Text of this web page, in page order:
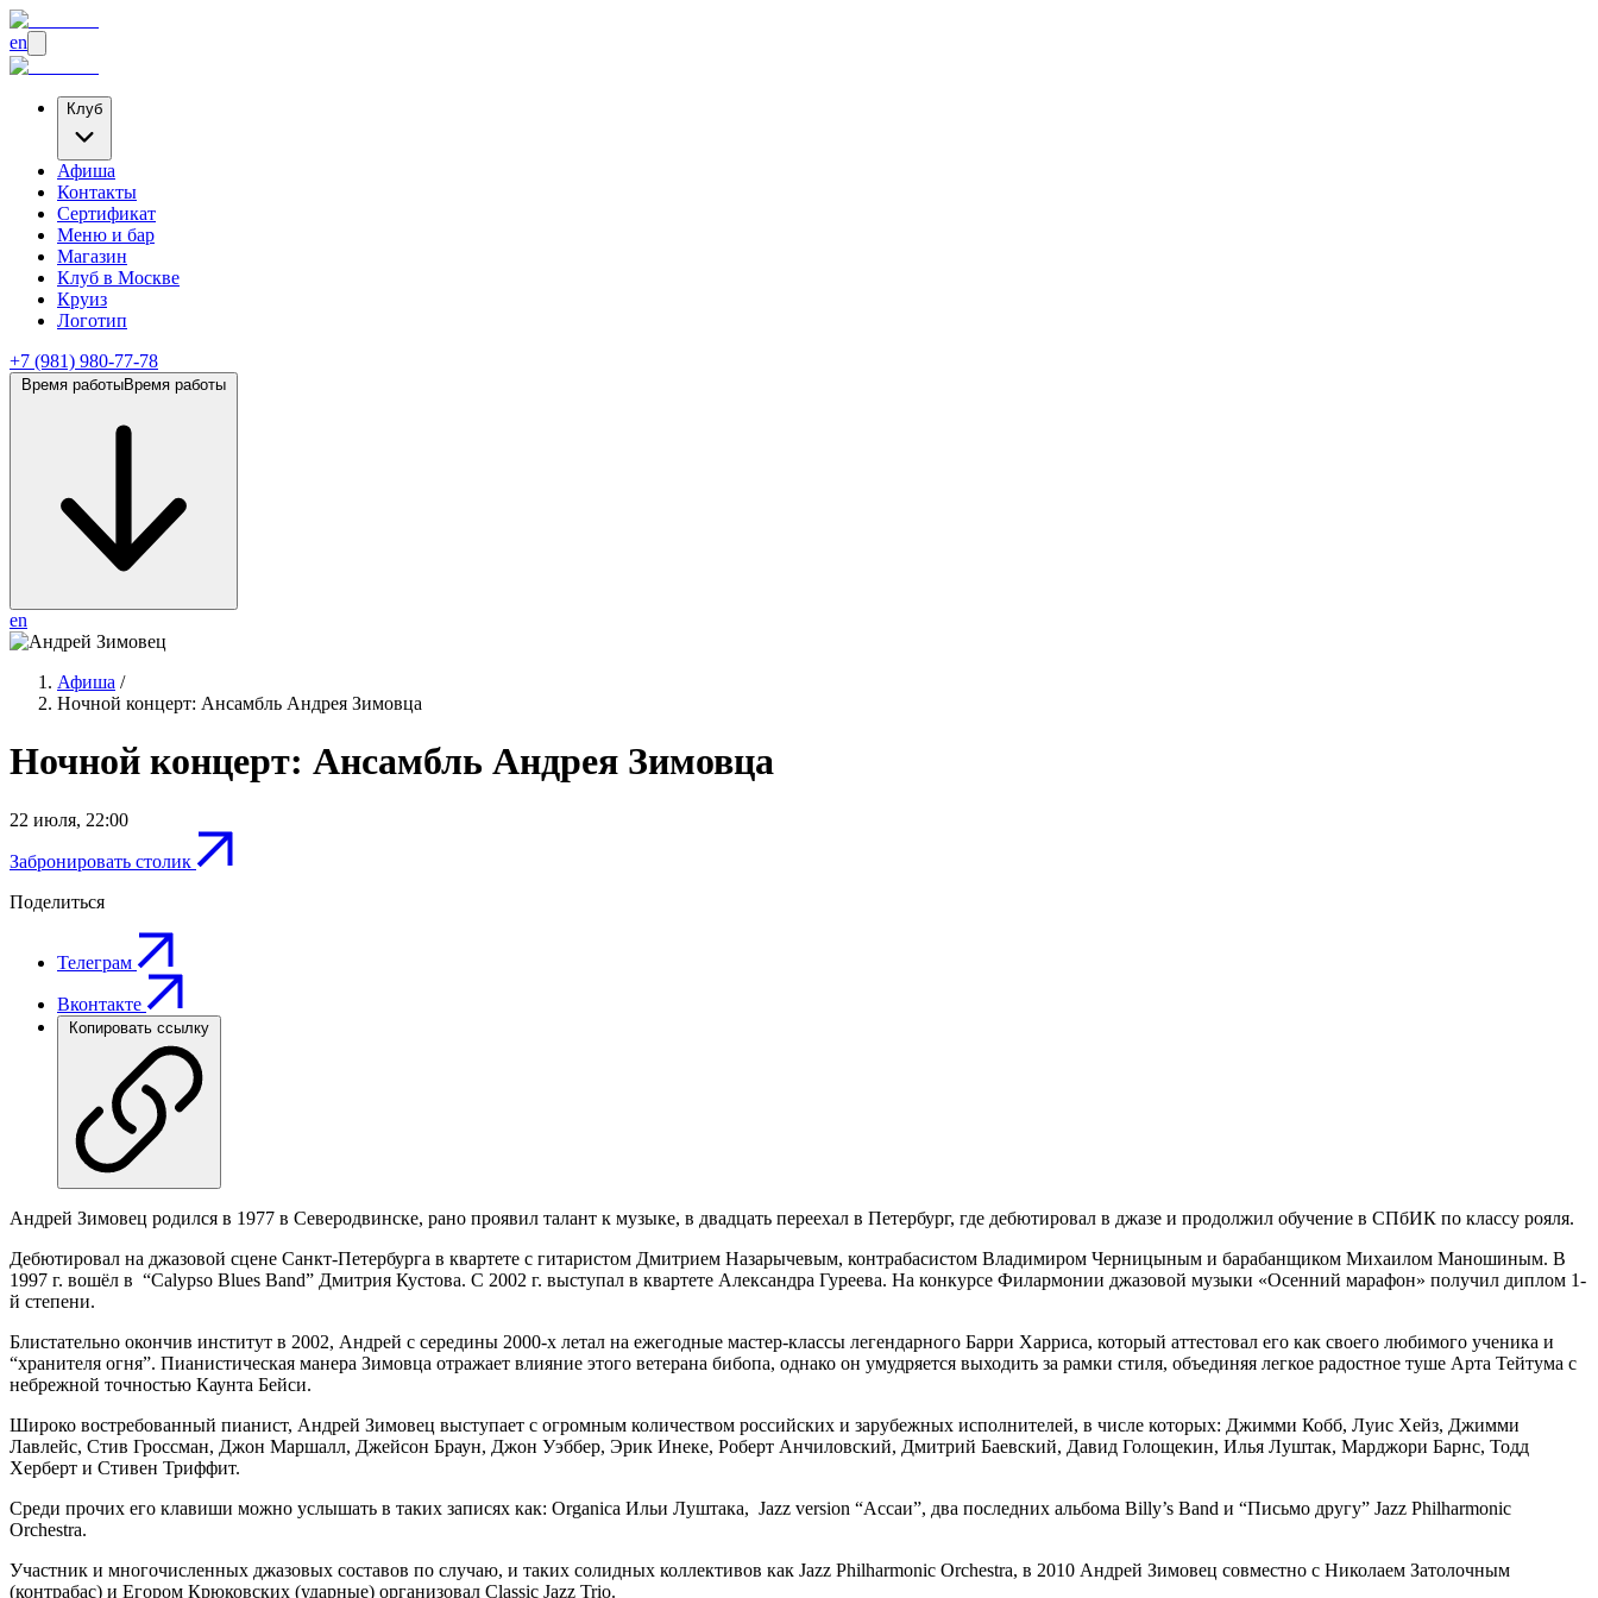
en
Клуб
Афиша
Контакты
Сертификат
Меню и бар
Магазин
Клуб в Москве
Круиз
Логотип
+7 (981) 980-77-78
Время работыВремя работы
en
Афиша /
Ночной концерт: Ансамбль Андрея Зимовца
Ночной концерт: Ансамбль Андрея Зимовца
22 июля, 22:00
Забронировать столик
Поделиться
Телеграм
Вконтакте
Копировать ссылку
Андрей Зимовец родился в 1977 в Северодвинске, рано проявил талант к музыке, в двадцать переехал в Петербург, где дебютировал в джазе и продолжил обучение в СПбИК по классу рояля.
Дебютировал на джазовой сцене Санкт-Петербурга в квартете с гитаристом Дмитрием Назарычевым, контрабасистом Владимиром Черницыным и барабанщиком Михаилом Маношиным. В
1997 г. вошёл в “Calypso Blues Band” Дмитрия Кустова. С 2002 г. выступал в квартете Александра Гуреева. На конкурсе Филармонии джазовой музыки «Осенний марафон» получил диплом 1-
й степени.
Блистательно окончив институт в 2002, Андрей с середины 2000-х летал на ежегодные мастер-классы легендарного Барри Харриса, который аттестовал его как своего любимого ученика и
“хранителя огня”. Пианистическая манера Зимовца отражает влияние этого ветерана бибопа, однако он умудряется выходить за рамки стиля, объединяя легкое радостное туше Арта Тейтума с
небрежной точностью Каунта Бейси.
Широко востребованный пианист, Андрей Зимовец выступает с огромным количеством российских и зарубежных исполнителей, в числе которых: Джимми Кобб, Луис Хейз, Джимми
Лавлейс, Стив Гроссман, Джон Маршалл, Джейсон Браун, Джон Уэббер, Эрик Инеке, Роберт Анчиловский, Дмитрий Баевский, Давид Голощекин, Илья Луштак, Марджори Барнс, Тодд
Херберт и Стивен Триффит.
Среди прочих его клавиши можно услышать в таких записях как: Organica Ильи Луштака, Jazz version “Ассаи”, два последних альбома Billy’s Band и “Письмо другу” Jazz Philharmonic
Orchestra.
Участник и многочисленных джазовых составов по случаю, и таких солидных коллективов как Jazz Philharmonic Orchestra, в 2010 Андрей Зимовец совместно с Николаем Затолочным
(контрабас) и Егором Крюковских (ударные) организовал Classic Jazz Trio.